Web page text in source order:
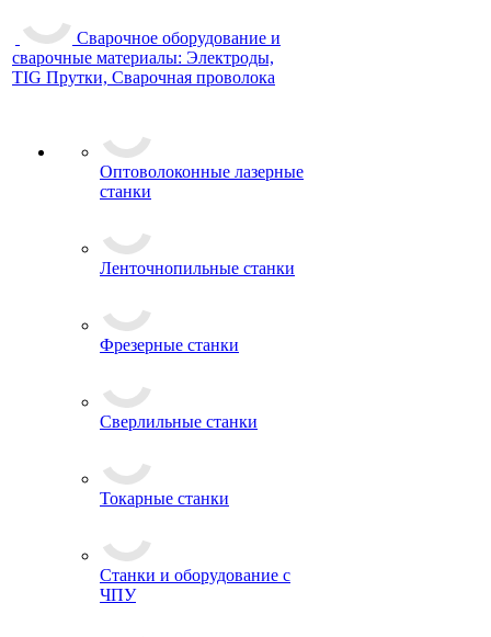
Сварочное оборудование и
сварочные материалы: Электроды,
TIG Прутки, Сварочная проволока
Оптоволоконные лазерные
станки
Ленточнопильные станки
Фрезерные станки
Сверлильные станки
Токарные станки
Станки и оборудование с
ЧПУ